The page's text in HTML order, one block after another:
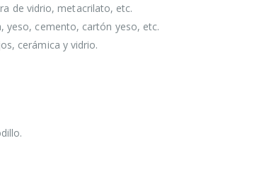
de vidrio, metacrilato, etc.
yeso, cemento, cartón yeso, etc.
cerámica y vidrio.